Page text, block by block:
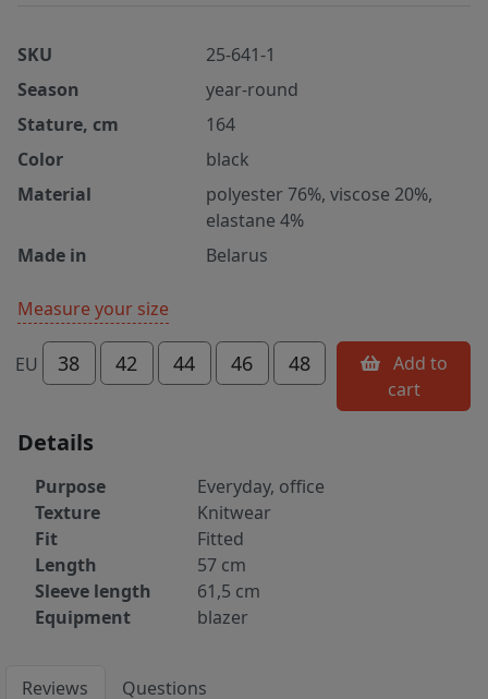
SKU
25-641-1
Season
year-round
Stature, cm
164
Color
black
Material
polyester 76%, viscose 20%,
elastane 4%
Made in
Belarus
Measure your size
EU 38 42 44 46 48
cart
Details
Purpose
Everyday, office
Texture
Knitwear
Fit
Fitted
Length
57 cm
Sleeve length
61,5 cm
Equipment
blazer
Reviews Questions